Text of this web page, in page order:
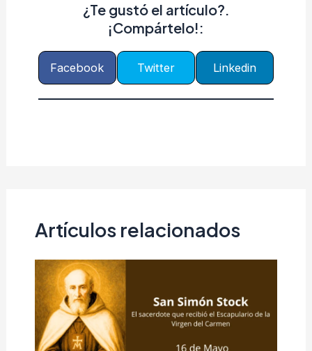
¿Te gustó el artículo?.
¡Compártelo!:
Facebook Twitter Linkedin
Artículos relacionados